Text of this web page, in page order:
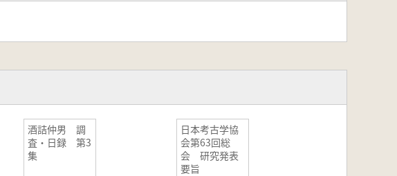
酒詰仲男 調
査・日録 第3
集
日本考古学協
会第63回総
会 研究発表
要旨